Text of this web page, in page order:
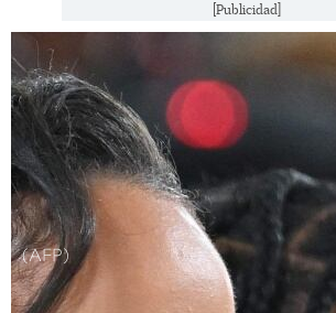
[Publicidad]
(AFP)